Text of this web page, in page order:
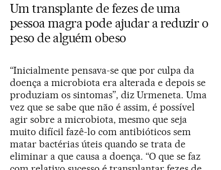
Um transplante de fezes de uma
pessoa magra pode ajudar a reduzir o
peso de alguém obeso
“Inicialmente pensava-se que por culpa da
doença a microbiota era alterada e depois se
produziam os sintomas”, diz Urmeneta. Uma
vez que se sabe que não é assim, é possível
agir sobre a microbiota, mesmo que seja
muito difícil fazê-lo com antibióticos sem
matar bactérias úteis quando se trata de
eliminar a que causa a doença. “O que se faz